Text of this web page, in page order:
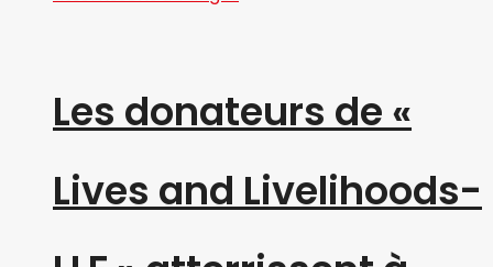
Les donateurs de «
Lives and Livelihoods-